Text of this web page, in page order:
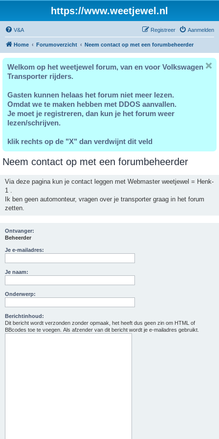
https://www.weetjewel.nl
V&A Aanmelden
Registreer
Home Forumoverzicht Neem contact op met een forumbeheerder
Welkom op het weetjewel forum, van en voor Volkswagen
Transporter rijders.
Gasten kunnen helaas het forum niet meer lezen.
Omdat we te maken hebben met DDOS aanvallen.
Je moet je registreren, dan kun je het forum weer
lezen/schrijven.
klik rechts op de "X" dan verdwijnt dit veld
Neem contact op met een forumbeheerder
Via deze pagina kun je contact leggen met Webmaster weetjewel = Henk-
1 .
Ik ben geen automonteur, vragen over je transporter graag in het forum
zetten.
Ontvanger:
Beheerder
Je e-mailadres:
Je naam:
Onderwerp:
Berichtinhoud:
Dit bericht wordt verzonden zonder opmaak, het heeft dus geen zin om HTML of
BBcodes toe te voegen. Als afzender van dit bericht wordt je e-mailadres gebruikt.